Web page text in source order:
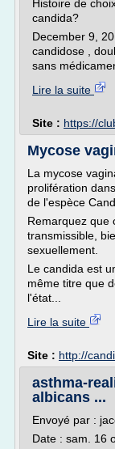
Histoire de
candida?
December 9,
candidose ,
sans
Lire la suite
Site : https://
Mycose
La mycose
prolifération
de l'espèce
Remarquez que
transmissible,
sexuellement.
Le candida est
même titre que
l'état...
Lire la suite
Site : http://
asthma-
albicans ...
Envoyé par :
Date : sam. 16